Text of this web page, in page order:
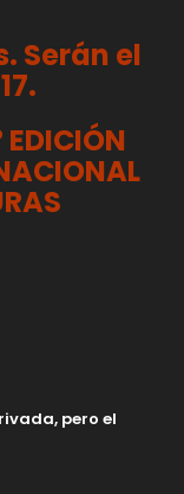
Serán el
EDICIÓN
pero el